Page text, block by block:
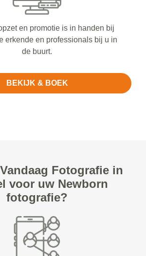
en promotie is in handen bij
erkende en professionals bij u in
de buurt.
BEKIJK & BOEK
Fotografie in
voor uw Newborn
fotografie?